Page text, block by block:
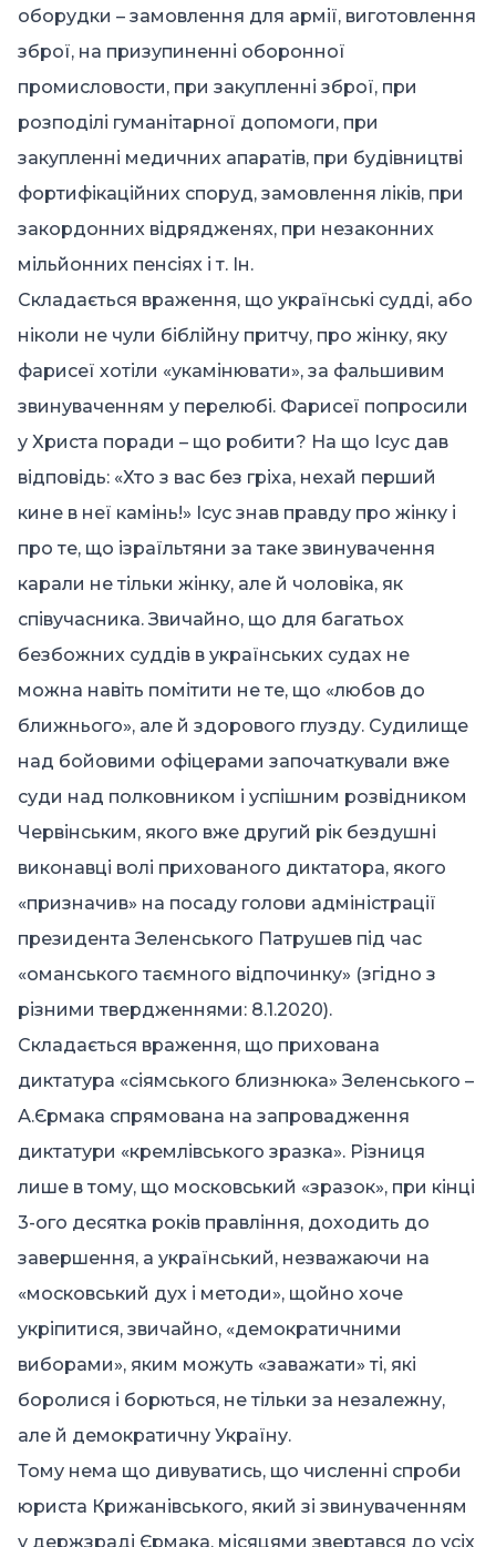
оборудки – замовлення для армії, виготовлення
зброї, на призупиненні оборонної
промисловости, при закупленні зброї, при
розподілі гуманітарної допомоги, при
закупленні медичних апаратів, при будівництві
фортифікаційних споруд, замовлення ліків, при
закордонних відрядженях, при незаконних
мільйонних пенсіях і т. Ін.
Складається враження, що українські судді, або
ніколи не чули біблійну притчу, про жінку, яку
фарисеї хотіли «укамінювати», за фальшивим
звинуваченням у перелюбі. Фарисеї попросили
у Христа поради – що робити? На що Ісус дав
відповідь: «Хто з вас без гріха, нехай перший
кине в неї камінь!» Ісус знав правду про жінку і
про те, що ізраїльтяни за таке звинувачення
карали не тільки жінку, але й чоловіка, як
співучасника. Звичайно, що для багатьох
безбожних суддів в українських судах не
можна навіть помітити не те, що «любов до
ближнього», але й здорового глузду. Судилище
над бойовими офіцерами започаткували вже
суди над полковником і успішним розвідником
Червінським, якого вже другий рік бездушні
виконавці волі прихованого диктатора, якого
«призначив» на посаду голови адміністрації
президента Зеленського Патрушев під час
«оманського таємного відпочинку» (згідно з
різними твердженнями: 8.1.2020).
Складається враження, що прихована
диктатура «сіямського близнюка» Зеленського –
А.Єрмака спрямована на запровадження
диктатури «кремлівського зразка». Різниця
лише в тому, що московський «зразок», при кінці
3-ого десятка років правління, доходить до
завершення, а український, незважаючи на
«московський дух і методи», щойно хоче
укріпитися, звичайно, «демократичними
виборами», яким можуть «заважати» ті, які
боролися і борються, не тільки за незалежну,
але й демократичну Україну.
Тому нема що дивуватись, що численні спроби
юриста Крижанівського, який зі звинуваченням
у держзраді Єрмака, місяцями звертався до усіх